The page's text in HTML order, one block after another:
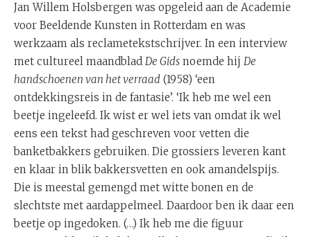
Jan Willem Holsbergen was opgeleid aan de Academie
voor Beeldende Kunsten in Rotterdam en was
werkzaam als reclametekstschrijver. In een interview
met cultureel maandblad De Gids noemde hij De
handschoenen van het verraad (1958) ‘een
ontdekkingsreis in de fantasie’. ‘Ik heb me wel een
beetje ingeleefd. Ik wist er wel iets van omdat ik wel
eens een tekst had geschreven voor vetten die
banketbakkers gebruiken. Die grossiers leveren kant
en klaar in blik bakkersvetten en ook amandelspijs.
Die is meestal gemengd met witte bonen en de
slechtste met aardappelmeel. Daardoor ben ik daar een
beetje op ingedoken. (…) Ik heb me die figuur